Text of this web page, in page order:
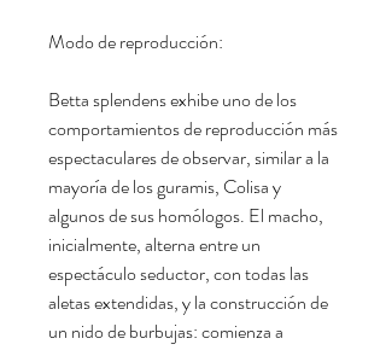
Modo de reproducción:
Betta splendens exhibe uno de los
comportamientos de reproducción más
espectaculares de observar, similar a la
mayoría de los guramis, Colisa y
algunos de sus homólogos. El macho,
inicialmente, alterna entre un
espectáculo seductor, con todas las
aletas extendidas, y la construcción de
un nido de burbujas: comienza a